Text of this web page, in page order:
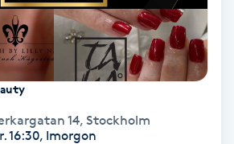
14, Stockholm
16:30, Imorgon